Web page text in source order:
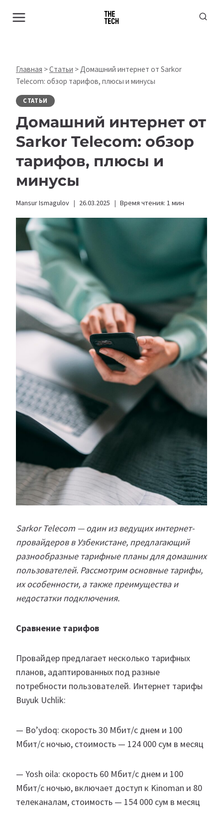
Главная >Статьи >Домашний интернет от Sarkor
Telecom: обзор тарифов, плюсы и минусы
СТАТЬИ
Домашний интернет от
Sarkor Telecom: обзор
тарифов, плюсы и
минусы
Mansur Ismagulov 26.03.2025 Время чтения: 1 мин
Sarkor Telecom — один из ведущих интернет-
провайдеров в Узбекистане, предлагающий
разнообразные тарифные планы для домашних
пользователей. Рассмотрим основные тарифы,
их особенности, а также преимущества и
недостатки подключения.
Сравнение тарифов
Провайдер предлагает несколько тарифных
планов, адаптированных под разные
потребности пользователей. Интернет тарифы
Buyuk Uchlik:
— Bo’ydoq: скорость 30 Мбит/с днем и 100
Мбит/с ночью, стоимость — 124 000 сум в месяц
— Yosh oila: скорость 60 Мбит/с днем и 100
Мбит/с ночью, включает доступ к Kinoman и 80
телеканалам, стоимость — 154 000 сум в месяц